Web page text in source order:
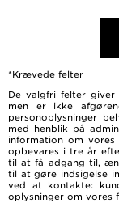
*Krævede felter
De valgfri felter giver
men er ikke
personoplysninger
med henblik på
information om
opbevares i tre år
til at få adgang til,
til at gøre indsigelse
ved at kontakte:
oplysninger om vores